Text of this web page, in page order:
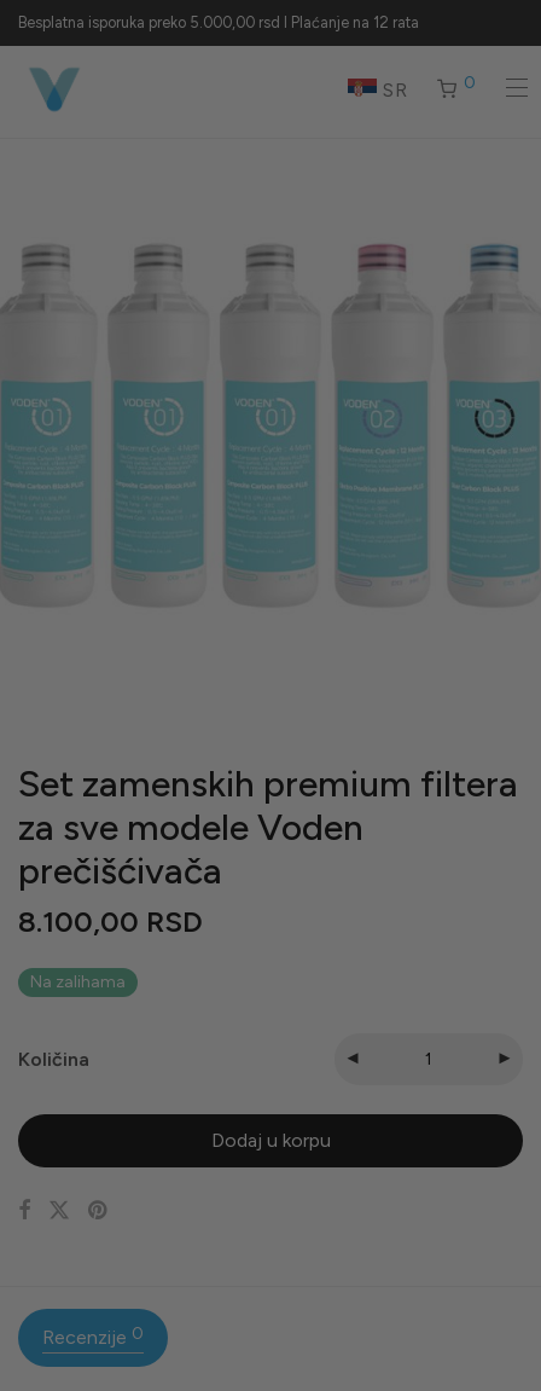
Besplatna isporuka preko 5.000,00 rsd I Plaćanje na 12 rata
SR 0
Set zamenskih premium filtera
za sve modele Voden
prečišćivača
8.100,00 RSD
Na zalihama
Količina
Dodaj u korpu
Recenzije 0